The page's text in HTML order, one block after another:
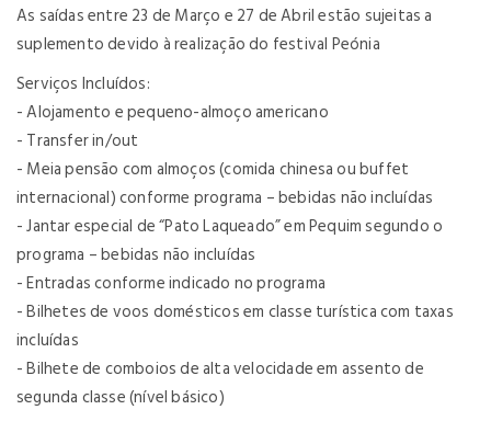
As saídas entre 23 de Março e 27 de Abril estão sujeitas a
suplemento devido à realização do festival Peónia
Serviços Incluídos:
- Alojamento e pequeno-almoço americano
- Transfer in/out
- Meia pensão com almoços (comida chinesa ou buffet
internacional) conforme programa – bebidas não incluídas
- Jantar especial de “Pato Laqueado” em Pequim segundo o
programa – bebidas não incluídas
- Entradas conforme indicado no programa
- Bilhetes de voos domésticos em classe turística com taxas
incluídas
- Bilhete de comboios de alta velocidade em assento de
segunda classe (nível básico)